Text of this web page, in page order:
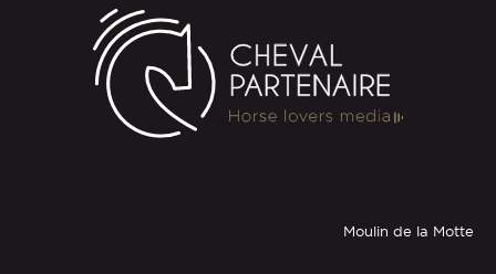
Moulin de la Motte